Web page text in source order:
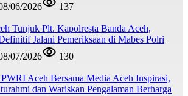
06/2026
137
Tunjuk Plt. Kapolresta Banda Aceh,
Jalani Pemeriksaan di Mabes Polri
07/2026
130
Aceh Bersama Media Aceh Inspirasi,
dan Wariskan Pengalaman Berharga